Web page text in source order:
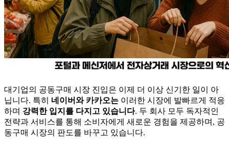
대기업의 공동구매 시장 진입은 이제 더 이상 신기한 일이 아
닙니다. 특히 네이버와 카카오는 이러한 시장에 발빠르게 적응
하며 강력한 입지를 다지고 있습니다. 두 회사 모두 독자적인
전략과 서비스를 통해 소비자에게 새로운 경험을 제공하며, 공
동구매 시장의 판도를 바꾸고 있습니다.